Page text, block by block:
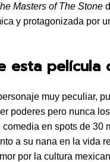
Masters of The Stone
y protagonizada por
esta película
muy peculiar,
poderes pero nunca
comedia en spots de 30
a su nana en la vida
por la cultura